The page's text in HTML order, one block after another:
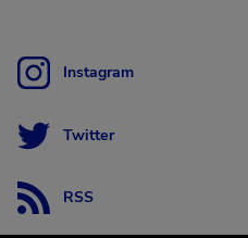
Instagram
Twitter
RSS